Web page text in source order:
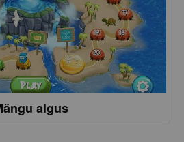
algus